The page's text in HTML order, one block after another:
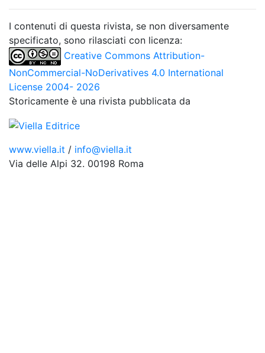
I contenuti di questa rivista, se non diversamente
specificato, sono rilasciati con licenza:
Creative Commons Attribution-
NonCommercial-NoDerivatives 4.0 International
License 2004- 2026
Storicamente è una rivista pubblicata da
www.viella.it / info@viella.it
Via delle Alpi 32. 00198 Roma